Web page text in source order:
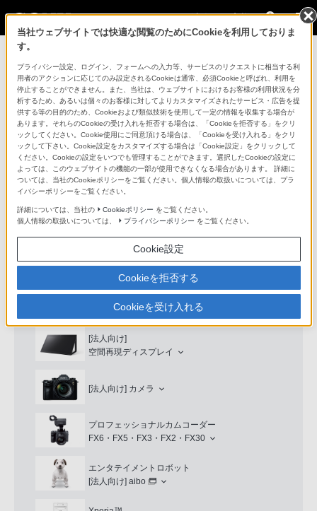
法人のお客様
コンスーマー製品に関するお問い合わせ
製品に関する重要なお知らせ
プロフェッショナル／業務用製品に関
するサポート・お問い合わせ
専用窓口のある業務用商品に関するお問い合わせ
以下の製品・サービスは専用窓口がございます。対象の
アイコンをクリックしてリンク先の窓口よりお問い合わ
業務用ディスプレイ・テレビ
[法人向け]ブラビア
[法人向け]
空間再現ディスプレイ
[法人向け] カメラ
プロフェッショナルカムコーダー
FX6・FX5・FX3・FX2・FX30
エンタテイメントロボット
[法人向け] aibo
当社ウェブサイトでは快適な閲覧のためにCookieを利用しておりま
す。
プライバシー設定、ログイン、フォームへの入力等、サービスのリクエストに相当する利
用者のアクションに応じてのみ設定されるCookieは通常、必須Cookieと呼ばれ、利用を
停止することができません。また、当社は、ウェブサイトにおけるお客様の利用状況を分
析するため、あるいは個々のお客様に対してよりカスタマイズされたサービス・広告を提
供する等の目的のため、Cookieおよび類似技術を使用して一定の情報を収集する場合が
あります。それらのCookieの受け入れを拒否する場合は、「Cookieを拒否する」をクリ
ックしてください。Cookie使用にご同意頂ける場合は、「Cookieを受け入れる」をクリ
ックして下さい。Cookie設定をカスタマイズする場合は「Cookie設定」をクリックして
ください。Cookieの設定をいつでも管理することができます。選択したCookieの設定に
よっては、このウェブサイトの機能の一部が使用できなくなる場合があります。 詳細に
ついては、当社のCookieポリシーをご覧ください。個人情報の取扱いについては、プラ
イバシーポリシーをご覧ください。
詳細については、当社の Cookieポリシー をご覧ください。
個人情報の取扱いについては、
プライバシーポリシー をご覧ください。
Cookie設定
Cookieを拒否する
Cookieを受け入れる